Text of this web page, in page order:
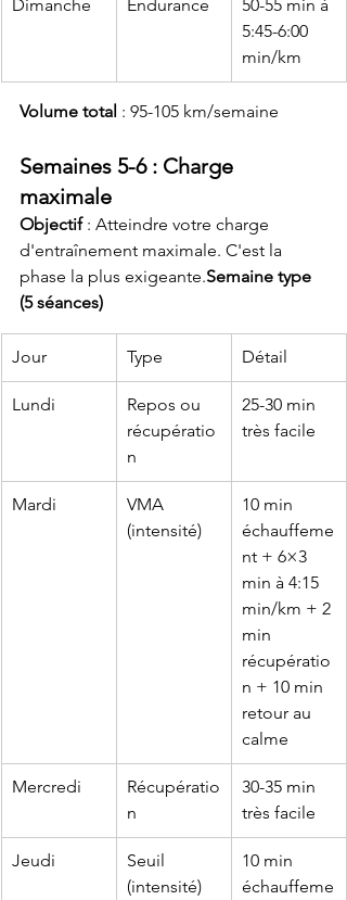
Dimanche Endurance
50-55 min à
5:45-6:00
min/km
Volume total : 95-105 km/semaine
Semaines 5-6 : Charge
maximale
Objectif : Atteindre votre charge
d'entraînement maximale. C'est la
phase la plus exigeante.Semaine type
(5 séances)
Jour Type Détail
Lundi
Repos ou
récupératio
n
25-30 min
très facile
Mardi
VMA
(intensité)
10 min
échauffeme
nt + 6×3
min à 4:15
min/km + 2
min
récupératio
n + 10 min
retour au
calme
Mercredi
Récupératio
n
30-35 min
très facile
Jeudi
Seuil
(intensité)
10 min
échauffeme